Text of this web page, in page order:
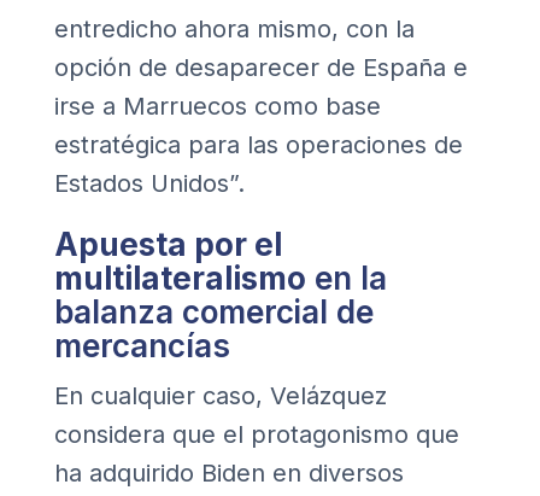
entredicho ahora mismo, con la
opción de desaparecer de España e
irse a Marruecos como base
estratégica para las operaciones de
Estados Unidos”.
Apuesta por el
multilateralismo en la
balanza comercial de
mercancías
En cualquier caso, Velázquez
considera que el protagonismo que
ha adquirido Biden en diversos